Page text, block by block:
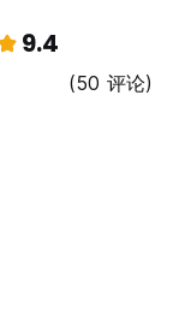
9.4
(50 评论)